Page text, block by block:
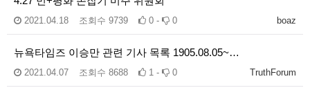
boaz
2021.04.18 조회수 9739 0 - 0
뉴욕타임즈 이승만 관련 기사 목록 1905.08.05~…
TruthForum
2021.04.07 조회수 8688 1 - 0